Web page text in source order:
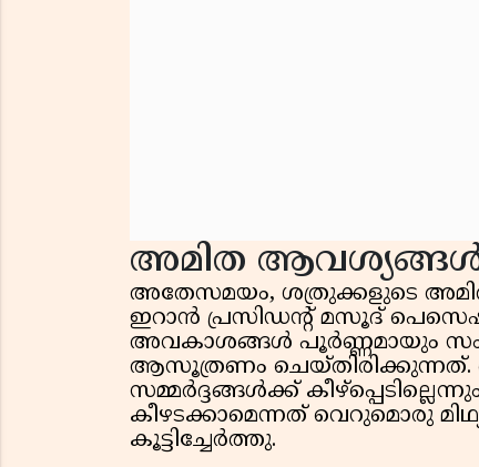
അമിത
അതേസമയം, ശത്രുക്കളുടെ
ഇറാൻ പ്രസിഡന്റ് മസൂദ്
അവകാശങ്ങൾ പൂർണ്ണമായും
ആസൂത്രണം ചെയ്തിരിക്കുന്നത്.
സമ്മർദ്ദങ്ങൾക്ക്
കീഴടക്കാമെന്നത് വെറുമൊരു
കൂട്ടിച്ചേർത്തു.